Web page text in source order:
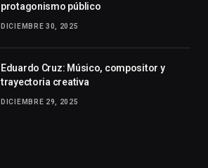
protagonismo público
DICIEMBRE 30, 2025
Eduardo Cruz: Músico, compositor y
trayectoria creativa
DICIEMBRE 29, 2025